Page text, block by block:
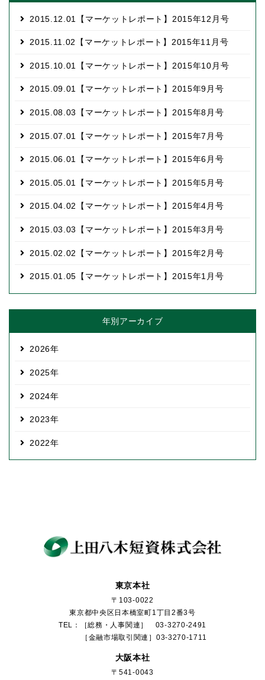
2015.12.01 【マーケットレポート】2015年12月号
2015.11.02 【マーケットレポート】2015年11月号
2015.10.01 【マーケットレポート】2015年10月号
2015.09.01 【マーケットレポート】2015年9月号
2015.08.03 【マーケットレポート】2015年8月号
2015.07.01 【マーケットレポート】2015年7月号
2015.06.01 【マーケットレポート】2015年6月号
2015.05.01 【マーケットレポート】2015年5月号
2015.04.02 【マーケットレポート】2015年4月号
2015.03.03 【マーケットレポート】2015年3月号
2015.02.02 【マーケットレポート】2015年2月号
2015.01.05 【マーケットレポート】2015年1月号
年別アーカイブ
2026
2025
2024
2023
2022
東京本社
〒103-0022
東京都中央区日本橋室町1丁目2番3号
TEL：［総務・人事関連］ 03-3270-2491
［金融市場取引関連］03-3270-1711
大阪本社
〒541-0043